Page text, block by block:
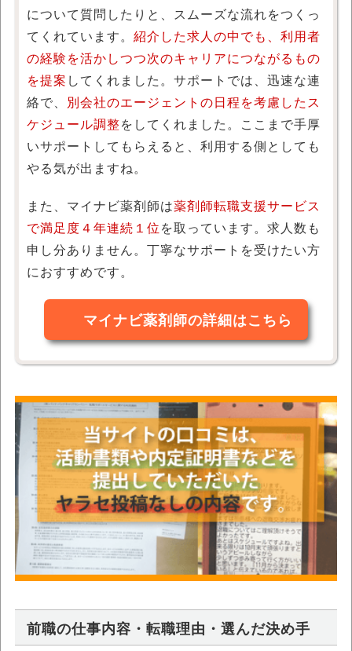
について質問したりと、スムーズな流れをつくっ
てくれています。 紹介した求人の中でも、利用者
の経験を活かしつつ次のキャリアにつながるもの
を提案 してくれました。サポートでは、迅速な連
絡で、
別会社のエージェントの日程を考慮したス
ケジュール調整をしてくれました。ここまで手厚
いサポートしてもらえると、利用する側としても
やる気が出ますね。
また、マイナビ薬剤師は薬剤師転職支援サービス
で満足度４年連続１位 を取っています。求人数も
申し分ありません。丁寧なサポートを受けたい方
におすすめです。
マイナビ薬剤師の詳細はこちら
前職の仕事内容・転職理由・選んだ決め手